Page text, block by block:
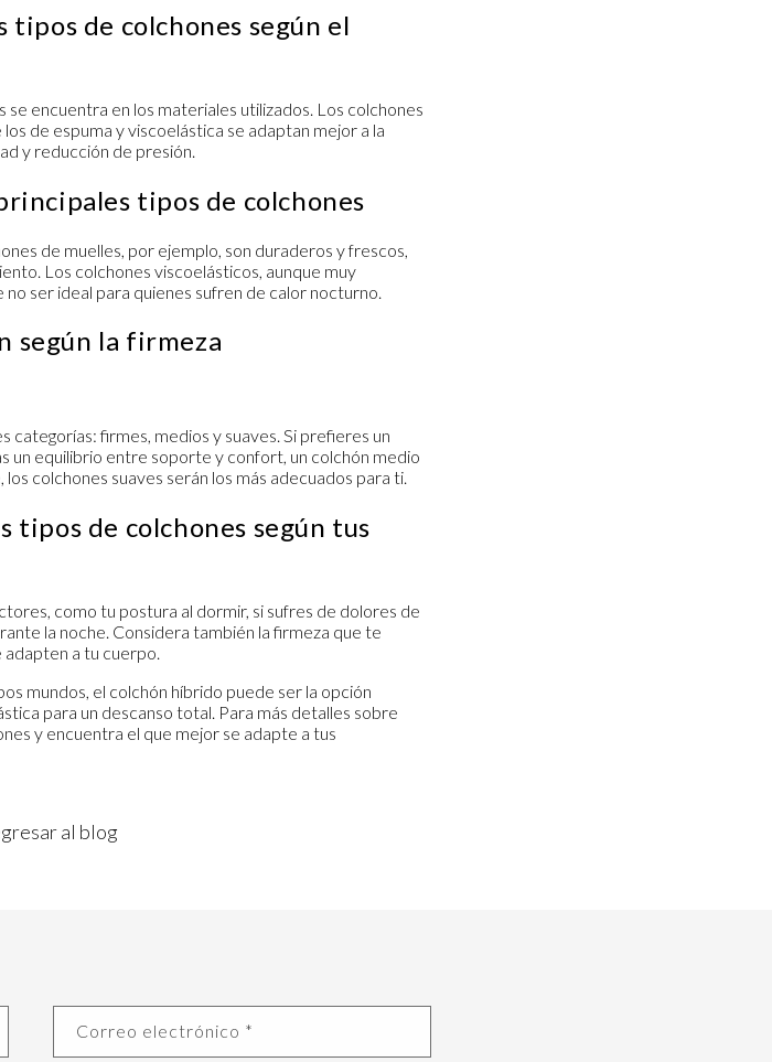
de colchones según el
se encuentra en los materiales utilizados. Los colchones
de espuma y viscoelástica se adaptan mejor a la
y reducción de presión.
tipos de colchones
de muelles, por ejemplo, son duraderos y frescos,
Los colchones viscoelásticos, aunque muy
ser ideal para quienes sufren de calor nocturno.
según la firmeza
categorías: firmes, medios y suaves. Si prefieres un
un equilibrio entre soporte y confort, un colchón medio
colchones suaves serán los más adecuados para ti.
de colchones según tus
como tu postura al dormir, si sufres de dolores de
la noche. Considera también la firmeza que te
a tu cuerpo.
mundos, el colchón híbrido puede ser la opción
para un descanso total. Para más detalles sobre
y encuentra el que mejor se adapte a tus
al blog
Correo electrónico *